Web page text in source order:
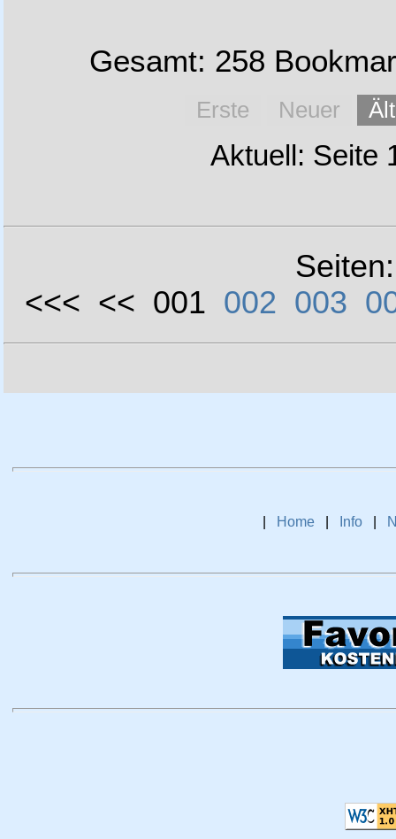
Gesamt: 258
Erste Neuer
Aktuell: Seite
<<< << 001 002 003
Home Info